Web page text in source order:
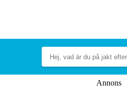
Annons